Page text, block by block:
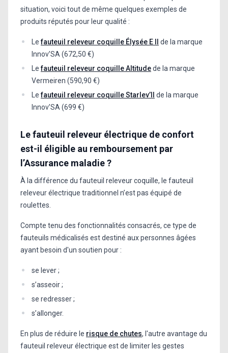
situation, voici tout de même quelques exemples de
produits réputés pour leur qualité :
Lefauteuil releveur coquille Élysée E II
de la marque
Innov’SA (672,50 €)
Lefauteuil releveur coquille Altitudede la marque
Vermeiren (590,90 €)
Lefauteuil releveur coquille Starlev’II
de la marque
Innov’SA (699 €)
Le fauteuil releveur électrique de confort
est-il éligible au remboursement par
l’Assurance maladie ?
À la différence du fauteuil releveur coquille, le fauteuil
releveur électrique traditionnel n’est pas équipé de
roulettes.
Compte tenu des fonctionnalités consacrés, ce type de
fauteuils médicalisés est destiné aux personnes âgées
ayant besoin d'un soutien pour :
se lever ;
s’asseoir ;
se redresser ;
s’allonger.
En plus de réduire le risque de chutes, l'autre avantage du
fauteuil releveur électrique est de limiter les gestes